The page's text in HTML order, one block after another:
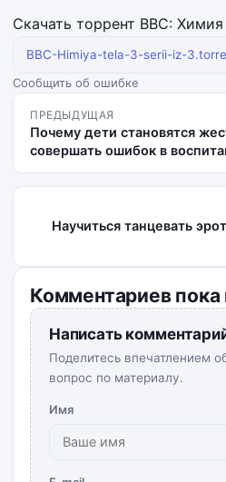
Скачать торрент BBC:
BBC-Himiya-tela-3-serii-iz-
Сообщить об ошибке
ПРЕДЫДУЩАЯ
Почему дети становятся
совершать ошибок в
Научиться танцевать
Комментариев пока
Написать
Поделитесь впечатлением
вопрос по материалу.
Имя